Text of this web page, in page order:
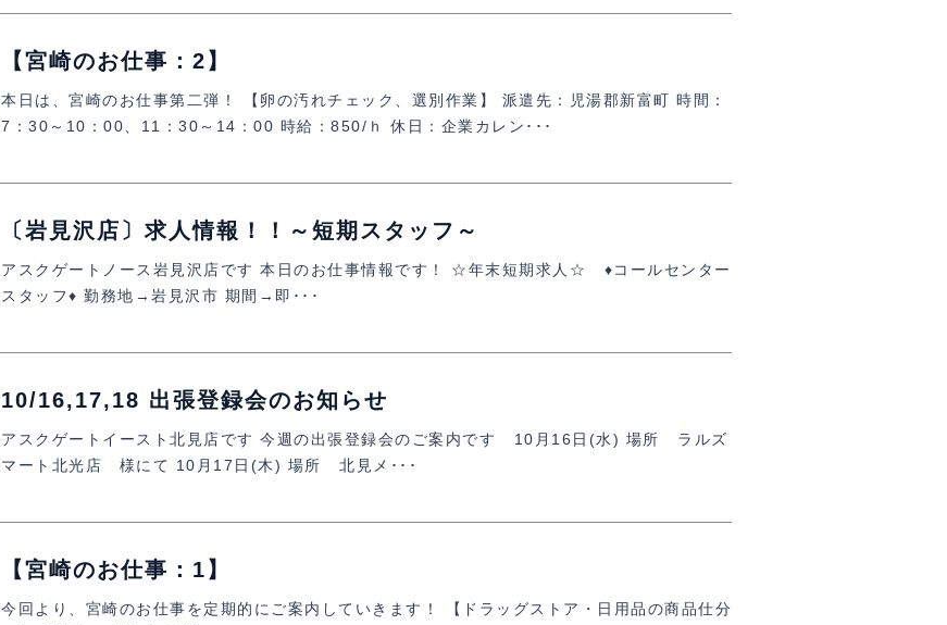
【宮崎のお仕事：2】
本日は、宮崎のお仕事第二弾！ 【卵の汚れチェック、選別作業】 派遣先：児湯郡新富町 時間：
7：30～10：00、11：30～14：00 時給：850/ｈ 休日：企業カレン･･･
〔岩見沢店〕求人情報！！～短期スタッフ～
アスクゲートノース岩見沢店です 本日のお仕事情報です！ ☆年末短期求人☆ ♦コールセンター
スタッフ♦ 勤務地→岩見沢市 期間→即･･･
10/16,17,18 出張登録会のお知らせ
アスクゲートイースト北見店です 今週の出張登録会のご案内です 10月16日(水) 場所 ラルズ
マート北光店 様にて 10月17日(木) 場所 北見メ･･･
【宮崎のお仕事：1】
今回より、宮崎のお仕事を定期的にご案内していきます！ 【ドラッグストア・日用品の商品仕分